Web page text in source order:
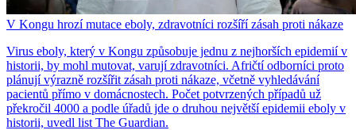
V Kongu hrozí mutace eboly, zdravotníci rozšíří zásah proti nákaze
Virus eboly, který v Kongu způsobuje jednu z nejhorších epidemií v
historii, by mohl mutovat, varují zdravotníci. Afričtí odborníci proto
plánují výrazně rozšířit zásah proti nákaze, včetně vyhledávání
pacientů přímo v domácnostech. Počet potvrzených případů už
překročil 4000 a podle úřadů jde o druhou největší epidemii eboly v
historii, uvedl list The Guardian.